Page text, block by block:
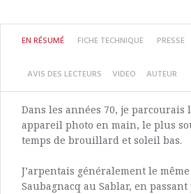
EN RÉSUMÉ FICHE TECHNIQUE PRESSE
AVIS DES LECTEURS VIDEO AUTEUR
Dans les années 70, je parcourais
appareil photo en main, le plus
temps de brouillard et soleil bas.
J’arpentais généralement le
Saubagnacq au Sablar, en